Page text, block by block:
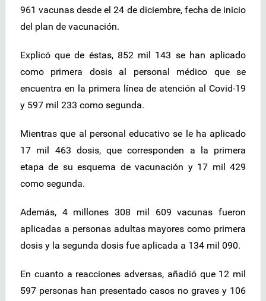
961 vacunas desde el 24 de diciembre, fecha de inicio
del plan de vacunación.
Explicó que de éstas, 852 mil 143 se han aplicado
como primera dosis al personal médico que se
encuentra en la primera línea de atención al Covid-19
y 597 mil 233 como segunda.
Mientras que al personal educativo se le ha aplicado
17 mil 463 dosis, que corresponden a la primera
etapa de su esquema de vacunación y 17 mil 429
como segunda.
Además, 4 millones 308 mil 609 vacunas fueron
aplicadas a personas adultas mayores como primera
dosis y la segunda dosis fue aplicada a 134 mil 090.
En cuanto a reacciones adversas, añadió que 12 mil
597 personas han presentado casos no graves y 106